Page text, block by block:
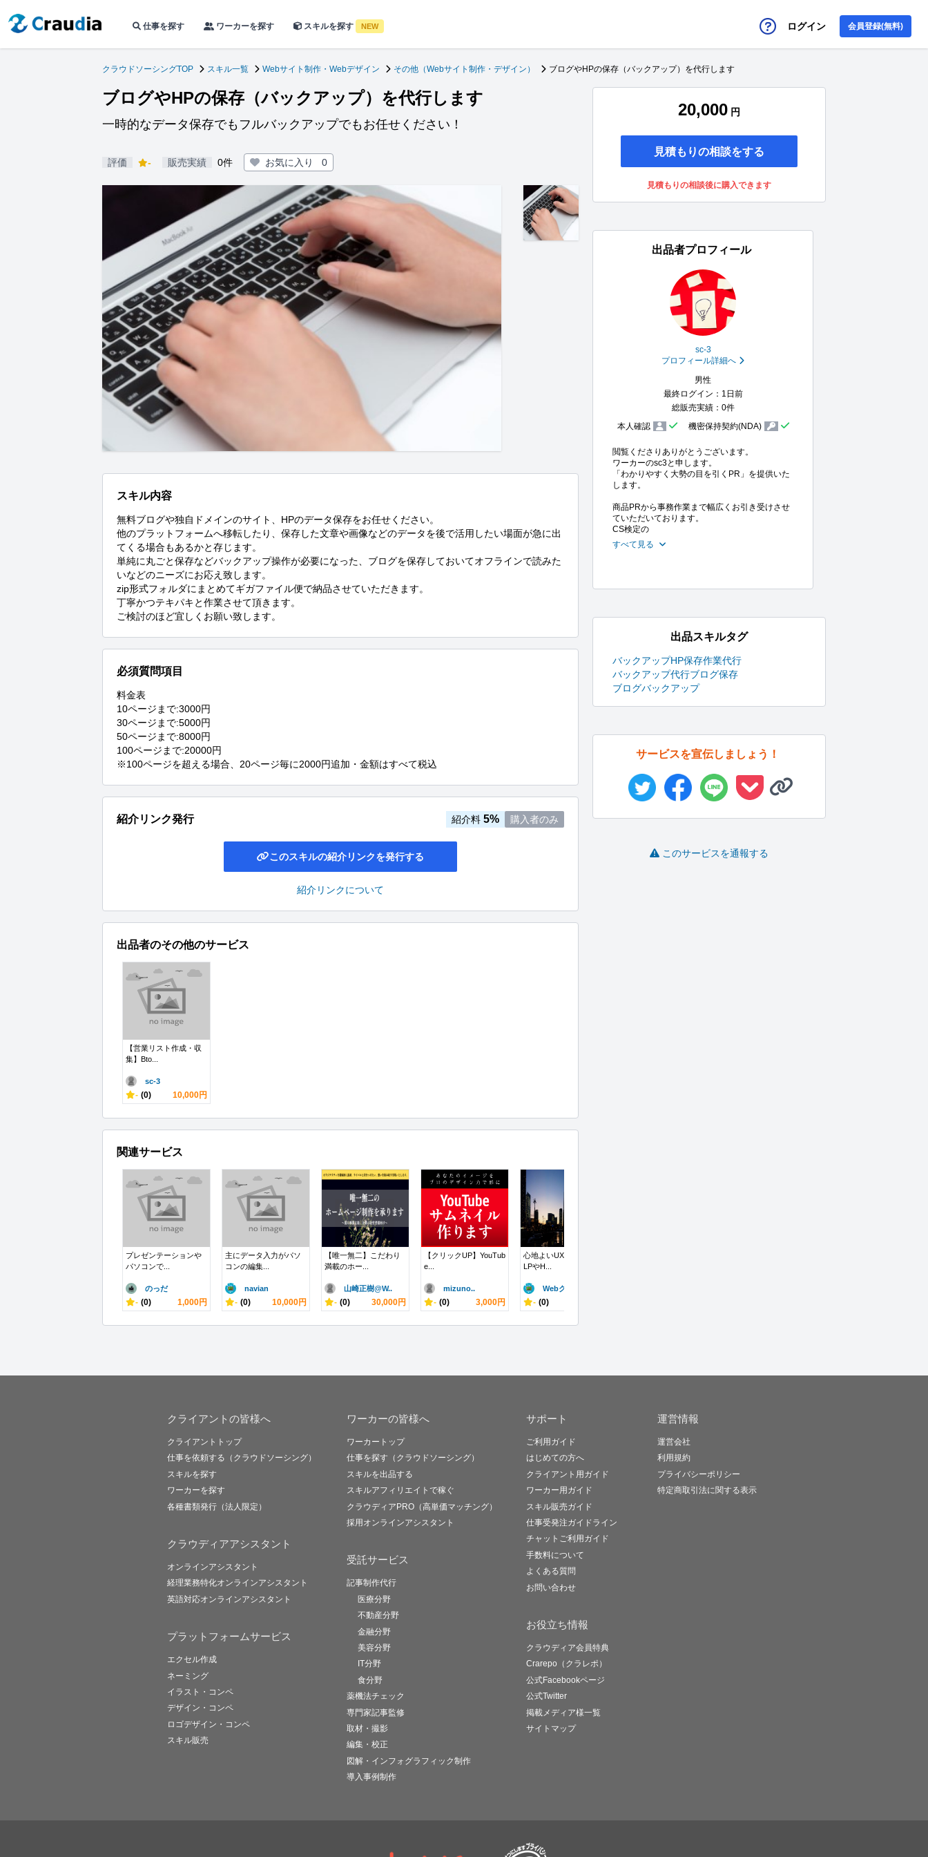
仕事を探す ワーカーを探す スキルを探す NEW ログイン 会員登録(無料)
クラウドソーシングTOP スキル一覧 Webサイト制作・Webデザイン その他（Webサイト制作・デザイン） ブログやHPの保存（バックアップ）を代行します
ブログやHPの保存（バックアップ）を代行します
一時的なデータ保存でもフルバックアップでもお任せください！
評価 - 販売実績 0件 お気に入り 0
スキル内容
無料ブログや独自ドメインのサイト、HPのデータ保存をお任せください。
他のプラットフォームへ移転したり、保存した文章や画像などのデータを後で活用したい場面が急に出
てくる場合もあるかと存じます。
単純に丸ごと保存などバックアップ操作が必要になった、ブログを保存しておいてオフラインで読みた
いなどのニーズにお応え致します。
zip形式フォルダにまとめてギガファイル便で納品させていただきます。
丁寧かつテキパキと作業させて頂きます。
ご検討のほど宜しくお願い致します。
必須質問項目
料金表
10ページまで:3000円
30ページまで:5000円
50ページまで:8000円
100ページまで:20000円
※100ページを超える場合、20ページ毎に2000円追加・金額はすべて税込
紹介リンク発行 紹介料 5% 購入者のみ
このスキルの紹介リンクを発行する
紹介リンクについて
出品者のその他のサービス
【営業リスト作成・収
集】Bto...
sc-3
- (0) 10,000円
関連サービス
プレゼンテーションや
パソコンで...
のっだ
- (0) 1,000円
主にデータ入力がパソ
コンの編集...
navian
- (0) 10,000円
【唯一無二】こだわり
満載のホー...
山崎正樹@W..
- (0) 30,000円
【クリックUP】YouTub
e...
mizuno..
- (0) 3,000円
心地よいUXを意識した
LPやH...
Webクリエ..
- (0)
20,000 円
見積もりの相談をする
見積もりの相談後に購入できます
出品者プロフィール
sc-3
プロフィール詳細へ
男性
最終ログイン：1日前
総販売実績：0件
本人確認
機密保持契約(NDA)
閲覧くださりありがとうございます。
ワーカーのsc3と申します。
「わかりやすく大勢の目を引くPR」を提供いた
します。
商品PRから事務作業まで幅広くお引き受けさせ
ていただいております。
CS検定の
すべて見る
出品スキルタグ
バックアップHP保存作業代行
バックアップ代行ブログ保存
ブログバックアップ
サービスを宣伝しましょう！
このサービスを通報する
クライアントの皆様へ
クライアントトップ
仕事を依頼する（クラウドソーシング）
スキルを探す
ワーカーを探す
各種書類発行（法人限定）
クラウディアアシスタント
オンラインアシスタント
経理業務特化オンラインアシスタント
英語対応オンラインアシスタント
プラットフォームサービス
エクセル作成
ネーミング
イラスト・コンペ
デザイン・コンペ
ロゴデザイン・コンペ
スキル販売
ワーカーの皆様へ
ワーカートップ
仕事を探す（クラウドソーシング）
スキルを出品する
スキルアフィリエイトで稼ぐ
クラウディアPRO（高単価マッチング）
採用オンラインアシスタント
受託サービス
記事制作代行
医療分野
不動産分野
金融分野
美容分野
IT分野
食分野
薬機法チェック
専門家記事監修
取材・撮影
編集・校正
図解・インフォグラフィック制作
導入事例制作
サポート
ご利用ガイド
はじめての方へ
クライアント用ガイド
ワーカー用ガイド
スキル販売ガイド
仕事受発注ガイドライン
チャットご利用ガイド
手数料について
よくある質問
お問い合わせ
お役立ち情報
クラウディア会員特典
Crarepo（クラレポ）
公式Facebookページ
公式Twitter
掲載メディア様一覧
サイトマップ
運営情報
運営会社
利用規約
プライバシーポリシー
特定商取引法に関する表示